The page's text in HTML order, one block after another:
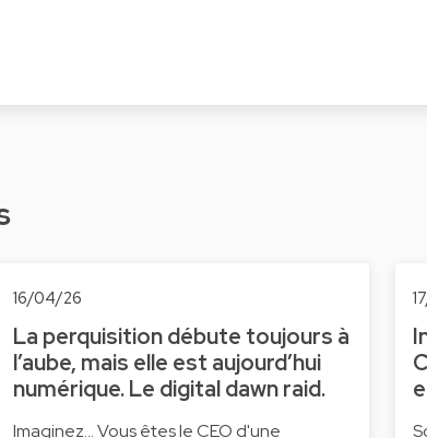
16/04/26
La perquisition débute toujours à
l’aube, mais elle est aujourd’hui
numérique. Le digital dawn raid.
Imaginez... Vous êtes le CEO d'une